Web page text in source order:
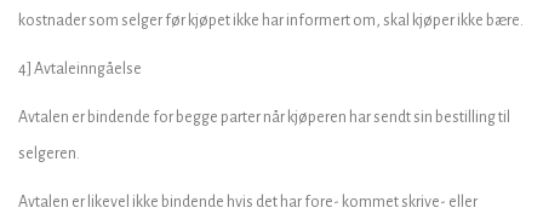
kostnader som selger før kjøpet ikke har informert om, skal kjøper ikke bære.
4] Avtaleinngåelse
Avtalen er bindende for begge parter når kjøperen har sendt sin bestilling til
selgeren.
Avtalen er likevel ikke bindende hvis det har fore- kommet skrive- eller